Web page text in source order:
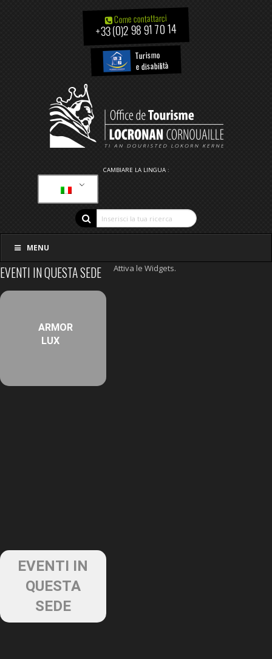
Come contattarci
+33 (0)2 98 91 70 14
Turismo
e disabilità
CAMBIARE LA LINGUA :
MENU
EVENTI IN QUESTA SEDE
ARMOR
LUX
EVENTI IN
QUESTA
SEDE
Attiva le Widgets.